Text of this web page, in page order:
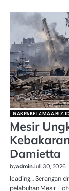
GAKPAKELAMAA.BIZ.ID
Mesir
Damietta
byadminJuli 30, 2026
loading… Serangan
pelabuhan Mesir.